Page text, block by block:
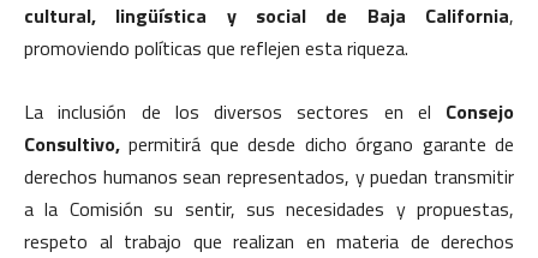
cultural, lingüística y social de Baja California,
promoviendo políticas que reflejen esta riqueza.
La inclusión de los diversos sectores en el Consejo
Consultivo, permitirá que desde dicho órgano garante de
derechos humanos sean representados, y puedan transmitir
a la Comisión su sentir, sus necesidades y propuestas,
respeto al trabajo que realizan en materia de derechos